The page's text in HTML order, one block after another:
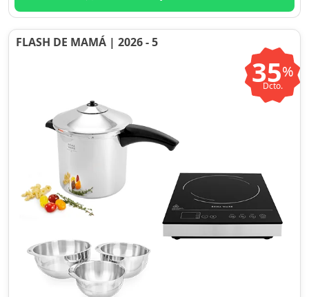
FLASH DE MAMÁ | 2026 - 5
35%
Dcto.